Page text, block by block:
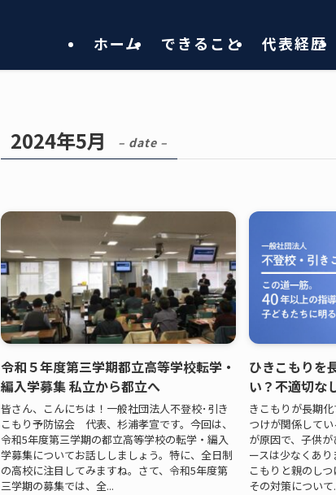
ホーム できること 代表経歴
2024年5月 – date –
令和５年度第三学期都立高等学校転学・
編入学募集 私立から都立へ
皆さん、こんにちは！一般社団法人不登校･引き
こもり予防協会 代表、杉浦孝宣です。今回は、
令和5年度第三学期の都立高等学校の転学・編入
学募集についてお話ししましょう。特に、全日制
の高校に注目してみますね。さて、令和5年度第
三学期の募集では、全...
ひきこもりを
い？不適切な
きこもりが長期
つけが関係して
が原因で、子供
ースは少なくあ
こもりと親のしつ
その対策について